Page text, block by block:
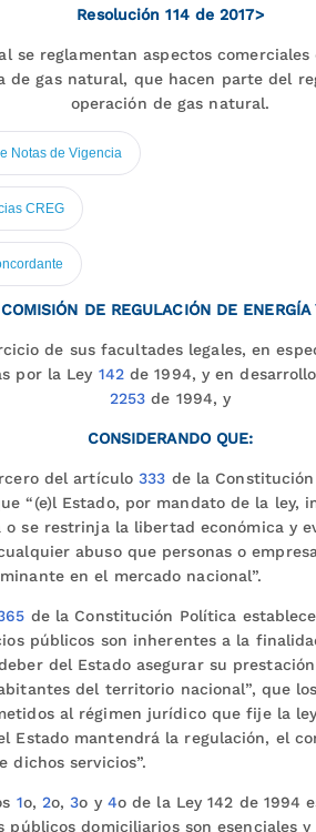
Resolución 114 de 2017>
se reglamentan aspectos comerciales
de gas natural, que hacen parte del
operación de gas natural.
Notas de Vigencia
CREG
DE REGULACIÓN DE ENERGÍA
de sus facultades legales, en
por la Ley 142de 1994, y en
2253 de 1994, y
CONSIDERANDO QUE:
del artículo333 de la
“(e)l Estado, por mandato de la ley,
o se restrinja la libertad económica y
abuso que personas o
en el mercado nacional”.
de la Constitución Política
públicos son inherentes a la
del Estado asegurar su
del territorio nacional”, que
al régimen jurídico que fije la
Estado mantendrá la regulación, el
dichos servicios”.
1o, 2o,3o y 4o de la Ley 142 de 1994
públicos domiciliarios son esenciales